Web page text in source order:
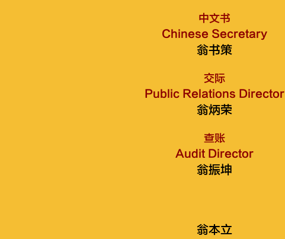
中文书
Chinese Secretary
翁书策
交际
Public Relations Director
翁炳荣
查账
Audit Director
翁振坤
翁本立